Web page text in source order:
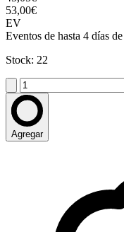
53,00€
EV
Eventos de hasta 4 días
Stock: 22
Agregar